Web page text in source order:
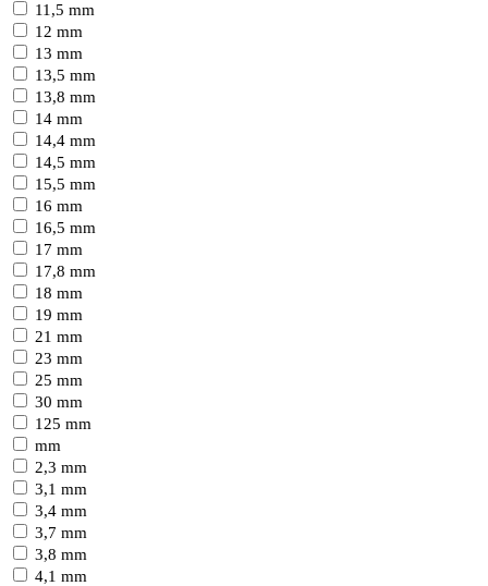
11,5 mm
12 mm
13 mm
13,5 mm
13,8 mm
14 mm
14,4 mm
14,5 mm
15,5 mm
16 mm
16,5 mm
17 mm
17,8 mm
18 mm
19 mm
21 mm
23 mm
25 mm
30 mm
125 mm
mm
2,3 mm
3,1 mm
3,4 mm
3,7 mm
3,8 mm
4,1 mm